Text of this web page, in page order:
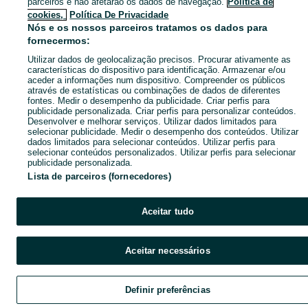
cookies,
Política De Privacidade
Nós e os nossos parceiros tratamos os dados para
fornecermos:
Utilizar dados de geolocalização precisos. Procurar ativamente as
características do dispositivo para identificação. Armazenar e/ou
aceder a informações num dispositivo. Compreender os públicos
através de estatísticas ou combinações de dados de diferentes
fontes. Medir o desempenho da publicidade. Criar perfis para
publicidade personalizada. Criar perfis para personalizar conteúdos.
Desenvolver e melhorar serviços. Utilizar dados limitados para
selecionar publicidade. Medir o desempenho dos conteúdos. Utilizar
dados limitados para selecionar conteúdos. Utilizar perfis para
selecionar conteúdos personalizados. Utilizar perfis para selecionar
publicidade personalizada.
Lista de parceiros (fornecedores)
Aceitar tudo
Aceitar necessários
Definir preferências